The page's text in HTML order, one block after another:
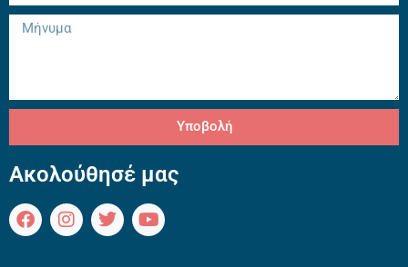
Υποβολή
Ακολούθησέ μας